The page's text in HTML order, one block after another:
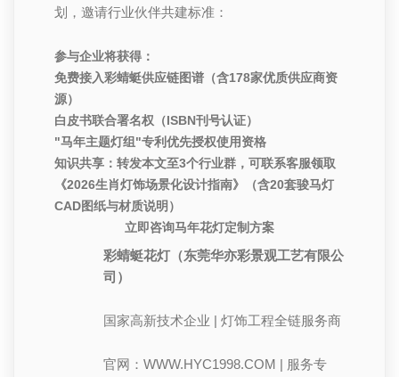
划，邀请行业伙伴共建标准：
参与企业将获得：
免费接入彩蜻蜓供应链图谱（含178家优质供应商资
源）
白皮书联合署名权（ISBN刊号认证）
"马年主题灯组"专利优先授权使用资格
知识共享： 转发本文至3个行业群，可联系客服领取
《2026生肖灯饰场景化设计指南》（含20套骏马灯
CAD图纸与材质说明）
立即咨询马年花灯定制方案
彩蜻蜓花灯（东莞华亦彩景观工艺有限公
司）
国家高新技术企业 | 灯饰工程全链服务商
官网：WWW.HYC1998.COM | 服务专